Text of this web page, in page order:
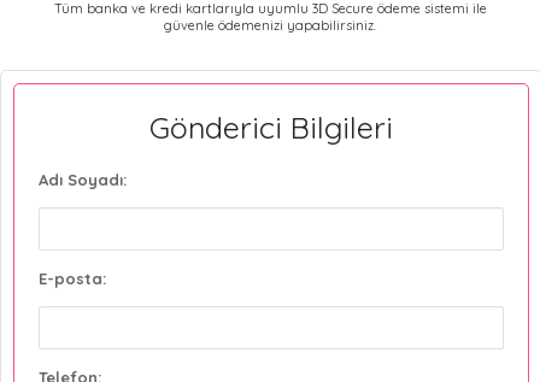
Tüm banka ve kredi kartlarıyla uyumlu 3D Secure ödeme sistemi ile
güvenle ödemenizi yapabilirsiniz.
Gönderici Bilgileri
Adı Soyadı:
E-posta:
Telefon: